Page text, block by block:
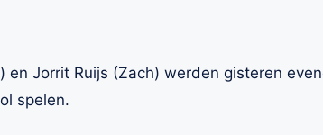
en Jorrit Ruijs (Zach) werden gisteren
spelen.